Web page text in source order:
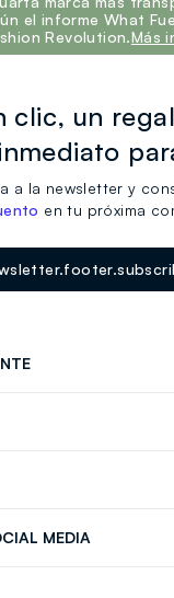
el informe What
Revolution.Más
clic, un
a la newsletter y
en tu próxima
MEDIA